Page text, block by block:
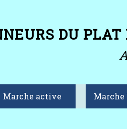
DU PLAT
Marche active Marche